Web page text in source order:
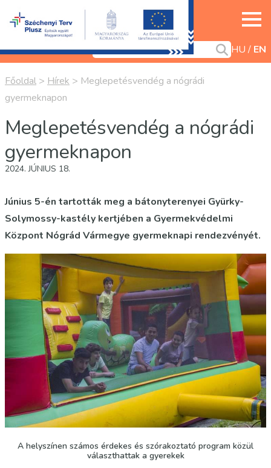
HU EN
Főoldal > Hírek > Meglepetésvendég a nógrádi
gyermeknapon
Meglepetésvendég a nógrádi
gyermeknapon
2024. JÚNIUS 18.
Június 5-én tartották meg a bátonyterenyei Gyürky-
Solymossy-kastély kertjében a Gyermekvédelmi
Központ Nógrád Vármegye gyermeknapi rendezvényét.
A helyszínen számos érdekes és szórakoztató program közül
választhattak a gyerekek